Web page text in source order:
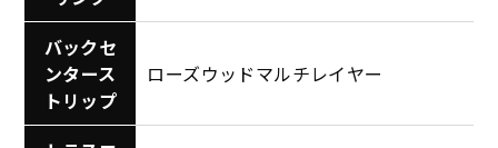
バックセ
ンタース
トリップ
ローズウッドマルチレイヤー